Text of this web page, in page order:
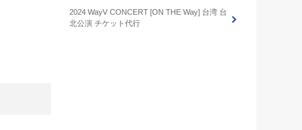
2024 WayV CONCERT [ON THE Way] 台湾 台
北公演 チケット代行